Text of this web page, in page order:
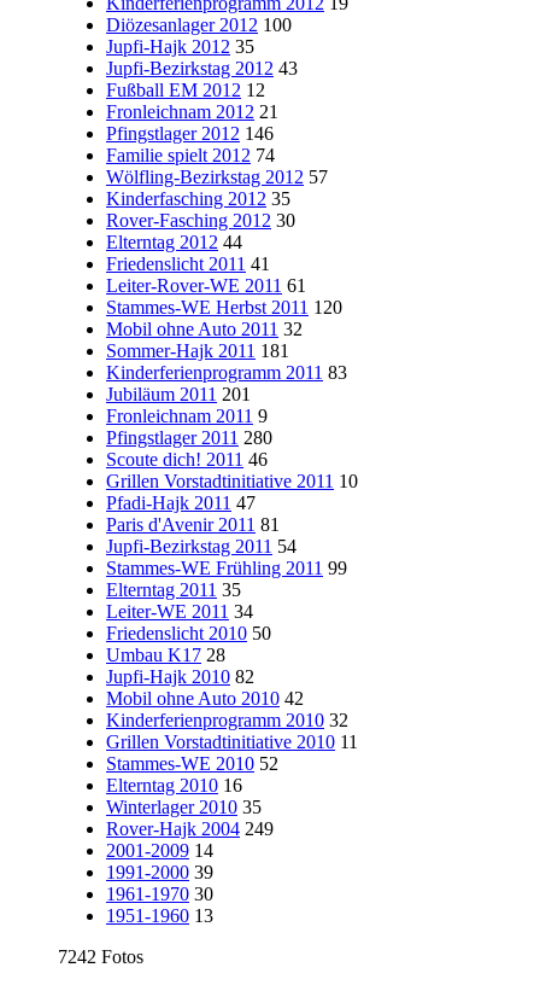
Diözesanlager 2012 100
Jupfi-Hajk 2012 35
Jupfi-Bezirkstag 2012 43
Fußball EM 2012 12
Fronleichnam 2012 21
Pfingstlager 2012 146
Familie spielt 2012 74
Wölfling-Bezirkstag 2012 57
Kinderfasching 2012 35
Rover-Fasching 2012 30
Elterntag 2012 44
Friedenslicht 2011 41
Leiter-Rover-WE 2011 61
Stammes-WE Herbst 2011 120
Mobil ohne Auto 2011 32
Sommer-Hajk 2011 181
Kinderferienprogramm 2011 83
Jubiläum 2011 201
Fronleichnam 2011 9
Pfingstlager 2011 280
Scoute dich! 2011 46
Grillen Vorstadtinitiative 2011 10
Pfadi-Hajk 2011 47
Paris d'Avenir 2011 81
Jupfi-Bezirkstag 2011 54
Stammes-WE Frühling 2011 99
Elterntag 2011 35
Leiter-WE 2011 34
Friedenslicht 2010 50
Umbau K17 28
Jupfi-Hajk 2010 82
Mobil ohne Auto 2010 42
Kinderferienprogramm 2010 32
Grillen Vorstadtinitiative 2010 11
Stammes-WE 2010 52
Elterntag 2010 16
Winterlager 2010 35
Rover-Hajk 2004 249
2001-2009 14
1991-2000 39
1961-1970 30
1951-1960 13
7242 Fotos